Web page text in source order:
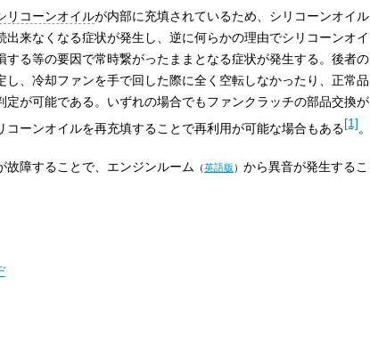
リコーンオイルが内部に充填されているため、シリコーンオイル
来なくなる症状が発生し、逆に何らかの理由でシリコーンオイ
する等の要因で常時繋がったままとなる症状が発生する。後者の
、冷却ファンを手で回した際に全く空転しなかったり、正常品
が可能である。いずれの場合でもファンクラッチの部品交換が
ーンオイルを再充填することで再利用が可能な場合もある[1]。
故障することで、 エンジンルーム （英語版） から異音が発生するこ